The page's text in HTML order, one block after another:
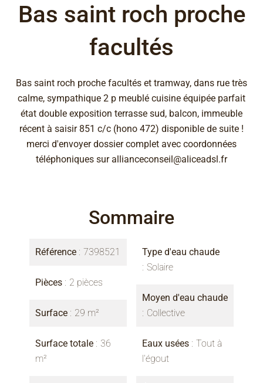
Bas saint roch proche
facultés
Bas saint roch proche facultés et tramway, dans rue très
calme, sympathique 2 p meublé cuisine équipée parfait
état double exposition terrasse sud, balcon, immeuble
récent à saisir 851 c/c (hono 472) disponible de suite !
merci d'envoyer dossier complet avec coordonnées
téléphoniques sur allianceconseil@aliceadsl.fr
Sommaire
Référence 7398521
Pièces 2 pièces
Surface 29 m²
Surface totale
36
m²
Type d'eau chaude
Solaire
Moyen d'eau chaude
Collective
Eaux usées
Tout à
l'égout